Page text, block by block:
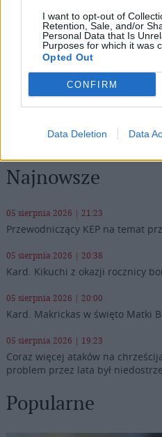
I want to opt-out of
Retention, Sale, and/or
Personal Data that Is
Purposes for which it was
Opted Out
CONFIRM
Data Deletion Data
Wersja do druku
Tagi: BIBLIA
PRACE ARCHEOLOGICZNE
Najnowsze
05 sierpnia 2026 | 21:23
Przewodniczący KEP na temat
05 sierpnia 2026 | 20:38
Kard. Kikuchi z okazji rocznicy
05 sierpnia 2026 | 20:00
Kard. Makrickas w święto Matki
05 sierpnia 2026 | 19:23
Coraz więcej ataków na
problem przez lata był
Popularne